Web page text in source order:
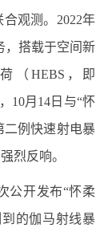
观测。 2022年
，搭载于空间新
（ HEBS ，即
10月 14 日与“怀
二例快速射电暴
烈反响。
公开发布“怀柔
的伽马射线暴